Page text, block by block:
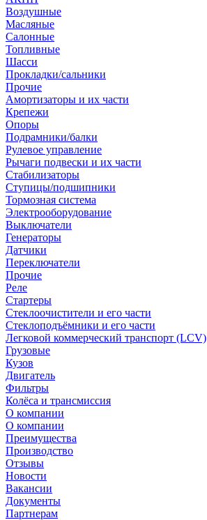
Воздушные
Масляные
Салонные
Топливные
Шасси
Прокладки/сальники
Прочие
Амортизаторы и их части
Крепежи
Опоры
Подрамники/балки
Рулевое управление
Рычаги подвески и их части
Стабилизаторы
Ступицы/подшипники
Тормозная система
Электрооборудование
Выключатели
Генераторы
Датчики
Переключатели
Прочие
Реле
Стартеры
Стеклоочистители и его части
Стеклоподъёмники и его части
Легковой коммерческий транспорт (LCV)
Грузовые
Кузов
Двигатель
Фильтры
Колёса и трансмиссия
О компании
О компании
Преимущества
Производство
Отзывы
Новости
Вакансии
Документы
Партнерам